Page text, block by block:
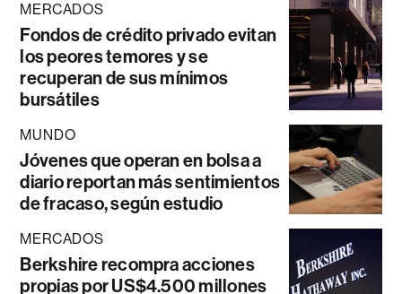
MERCADOS
Fondos de crédito privado evitan
los peores temores y se
recuperan de sus mínimos
bursátiles
MUNDO
Jóvenes que operan en bolsa a
diario reportan más sentimientos
de fracaso, según estudio
MERCADOS
Berkshire recompra acciones
propias por US$4.500 millones